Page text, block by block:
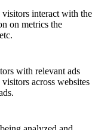
interact with the
on metrics the
with relevant ads
across websites